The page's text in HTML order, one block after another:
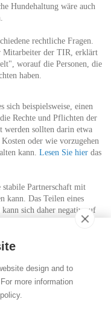
Hundehaltung wäre auch
rechtliche Fragen.
Mitarbeiter der TIR, erklärt
worauf die Personen, die
haben.
sich beispielsweise, einen
Rechte und Pflichten der
werden sollten darin etwa
oder wie vorzugehen
kann. Lesen Sie hierdas
Partnerschaft mit
kann. Das Teilen eines
sich daher negativ auf
einer sorgfältigen
design and to
more information